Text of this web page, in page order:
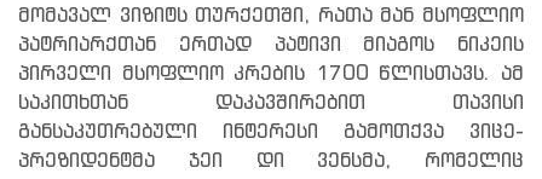
მომავალ ვიზიტს თურქეთში, რათა მან მსოფლიო
პატრიარქთან ერთად პატივი მიაგოს ნიკეის
პირველი მსოფლიო კრების 1700 წლისთავს. ამ
საკითხთან დაკავშირებით თავისი
განსაკუთრებული ინტერესი გამოთქვა ვიცე-
პრეზიდენტმა ჯეი დი ვენსმა, რომელიც